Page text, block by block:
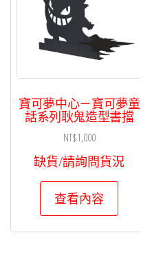
寶可夢中心－寶可夢童
話系列耿鬼造型書擋
NT$1,000
缺貨/請詢問貨況
查看內容